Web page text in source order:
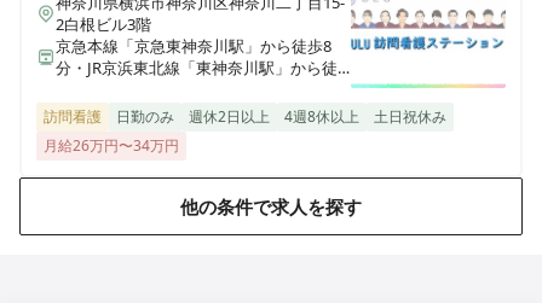
2白根ビル3階
京急本線「京急東神奈川駅」から徒歩8
分・JR京浜東北線「東神奈川駅」から徒
訪問看護 日勤のみ 週休2日以上 4週8休以上
土日祝休み
月給26万円〜34万円
他の条件で求人を探す